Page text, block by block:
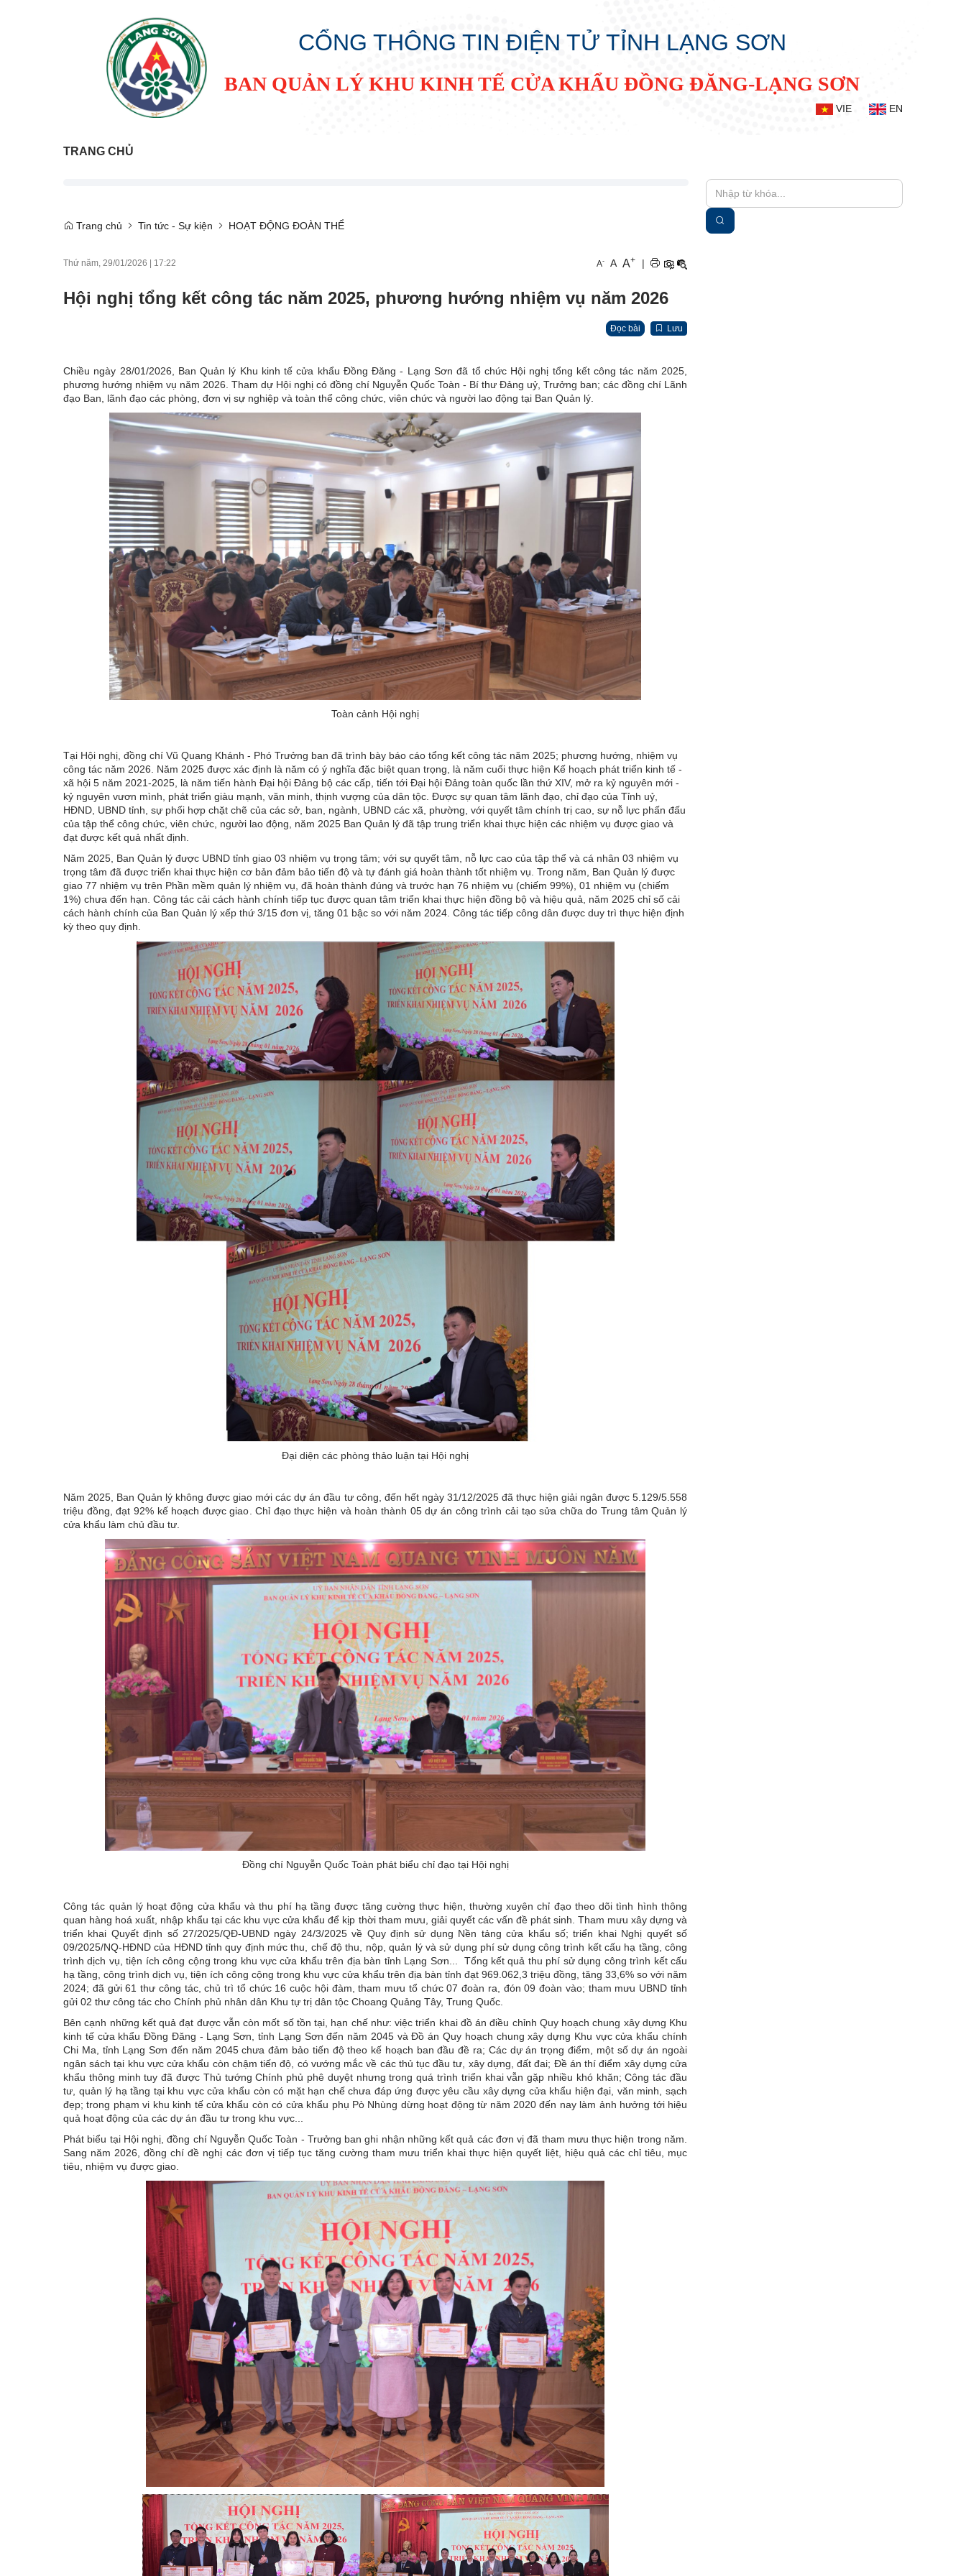
CỔNG THÔNG TIN ĐIỆN TỬ TỈNH LẠNG SƠN
BAN QUẢN LÝ KHU KINH TẾ CỬA KHẨU ĐỒNG ĐĂNG-LẠNG SƠN
VIE EN
TRANG CHỦ
Trang chủ Tin tức - Sự kiện HOẠT ĐỘNG ĐOÀN THỂ
Thứ năm, 29/01/2026 | 17:22 A- A A+ |
Hội nghị tổng kết công tác năm 2025, phương hướng nhiệm vụ năm 2026
Đọc bài Lưu
Chiều ngày 28/01/2026, Ban Quản lý Khu kinh tế cửa khẩu Đồng Đăng - Lạng Sơn đã tổ chức Hội nghị tổng kết công tác năm 2025,
phương hướng nhiệm vụ năm 2026. Tham dự Hội nghị có đồng chí Nguyễn Quốc Toàn - Bí thư Đảng uỷ, Trưởng ban; các đồng chí Lãnh
đạo Ban, lãnh đạo các phòng, đơn vị sự nghiệp và toàn thể công chức, viên chức và người lao động tại Ban Quản lý.
Toàn cảnh Hội nghị
Tại Hội nghị, đồng chí Vũ Quang Khánh - Phó Trưởng ban đã trình bày báo cáo tổng kết công tác năm 2025; phương hướng, nhiệm vụ
công tác năm 2026. Năm 2025 được xác định là năm có ý nghĩa đặc biệt quan trọng, là năm cuối thực hiện Kế hoạch phát triển kinh tế -
xã hội 5 năm 2021-2025, là năm tiến hành Đại hội Đảng bộ các cấp, tiến tới Đại hội Đảng toàn quốc lần thứ XIV, mở ra kỷ nguyên mới -
kỷ nguyên vươn mình, phát triển giàu mạnh, văn minh, thịnh vượng của dân tộc. Được sự quan tâm lãnh đạo, chỉ đạo của Tỉnh uỷ,
HĐND, UBND tỉnh, sự phối hợp chặt chẽ của các sở, ban, ngành, UBND các xã, phường, với quyết tâm chính trị cao, sự nỗ lực phấn đấu
của tập thể công chức, viên chức, người lao động, năm 2025 Ban Quản lý đã tập trung triển khai thực hiện các nhiệm vụ được giao và
đạt được kết quả nhất định.
Năm 2025, Ban Quản lý được UBND tỉnh giao 03 nhiệm vụ trọng tâm; với sự quyết tâm, nỗ lực cao của tập thể và cá nhân 03 nhiệm vụ
trọng tâm đã được triển khai thực hiện cơ bản đảm bảo tiến độ và tự đánh giá hoàn thành tốt nhiệm vụ. Trong năm, Ban Quản lý được
giao 77 nhiệm vụ trên Phần mềm quản lý nhiệm vụ, đã hoàn thành đúng và trước hạn 76 nhiệm vụ (chiếm 99%), 01 nhiệm vụ (chiếm
1%) chưa đến hạn. Công tác cải cách hành chính tiếp tục được quan tâm triển khai thực hiện đồng bộ và hiệu quả, năm 2025 chỉ số cải
cách hành chính của Ban Quản lý xếp thứ 3/15 đơn vị, tăng 01 bậc so với năm 2024. Công tác tiếp công dân được duy trì thực hiện định
kỳ theo quy định.
Đại diện các phòng thảo luận tại Hội nghị
Năm 2025, Ban Quản lý không được giao mới các dự án đầu tư công, đến hết ngày 31/12/2025 đã thực hiện giải ngân được 5.129/5.558
triệu đồng, đạt 92% kế hoạch được giao. Chỉ đạo thực hiện và hoàn thành 05 dự án công trình cải tạo sửa chữa do Trung tâm Quản lý
cửa khẩu làm chủ đầu tư.
Đồng chí Nguyễn Quốc Toàn phát biểu chỉ đạo tại Hội nghị
Công tác quản lý hoạt động cửa khẩu và thu phí hạ tầng được tăng cường thực hiện, thường xuyên chỉ đạo theo dõi tình hình thông
quan hàng hoá xuất, nhập khẩu tại các khu vực cửa khẩu để kịp thời tham mưu, giải quyết các vấn đề phát sinh. Tham mưu xây dựng và
triển khai Quyết định số 27/2025/QĐ-UBND ngày 24/3/2025 về Quy định sử dụng Nền tảng cửa khẩu số; triển khai Nghị quyết số
09/2025/NQ-HĐND của HĐND tỉnh quy định mức thu, chế độ thu, nộp, quản lý và sử dụng phí sử dụng công trình kết cấu hạ tầng, công
trình dịch vụ, tiện ích công cộng trong khu vực cửa khẩu trên địa bàn tỉnh Lạng Sơn... Tổng kết quả thu phí sử dụng công trình kết cấu
hạ tầng, công trình dịch vụ, tiện ích công cộng trong khu vực cửa khẩu trên địa bàn tỉnh đạt 969.062,3 triệu đồng, tăng 33,6% so với năm
2024; đã gửi 61 thư công tác, chủ trì tổ chức 16 cuộc hội đàm, tham mưu tổ chức 07 đoàn ra, đón 09 đoàn vào; tham mưu UBND tỉnh
gửi 02 thư công tác cho Chính phủ nhân dân Khu tự trị dân tộc Choang Quảng Tây, Trung Quốc.
Bên cạnh những kết quả đạt được vẫn còn mốt số tồn tại, hạn chế như: việc triển khai đồ án điều chỉnh Quy hoạch chung xây dựng Khu
kinh tế cửa khẩu Đồng Đăng - Lạng Sơn, tỉnh Lạng Sơn đến năm 2045 và Đồ án Quy hoạch chung xây dựng Khu vực cửa khẩu chính
Chi Ma, tỉnh Lạng Sơn đến năm 2045 chưa đảm bảo tiến độ theo kế hoạch ban đầu đề ra; Các dự án trọng điểm, một số dự án ngoài
ngân sách tại khu vực cửa khẩu còn chậm tiến độ, có vướng mắc về các thủ tục đầu tư, xây dựng, đất đai; Đề án thí điểm xây dựng cửa
khẩu thông minh tuy đã được Thủ tướng Chính phủ phê duyệt nhưng trong quá trình triển khai vẫn gặp nhiều khó khăn; Công tác đầu
tư, quản lý hạ tầng tại khu vực cửa khẩu còn có mặt hạn chế chưa đáp ứng được yêu cầu xây dựng cửa khẩu hiện đại, văn minh, sạch
đẹp; trong phạm vi khu kinh tế cửa khẩu còn có cửa khẩu phụ Pò Nhùng dừng hoạt động từ năm 2020 đến nay làm ảnh hưởng tới hiệu
quả hoạt động của các dự án đầu tư trong khu vực...
Phát biểu tại Hội nghị, đồng chí Nguyễn Quốc Toàn - Trưởng ban ghi nhận những kết quả các đơn vị đã tham mưu thực hiện trong năm.
Sang năm 2026, đồng chí đề nghị các đơn vị tiếp tục tăng cường tham mưu triển khai thực hiện quyết liệt, hiệu quả các chỉ tiêu, mục
tiêu, nhiệm vụ được giao.